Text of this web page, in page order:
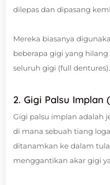
dilepas dan dipasang
Mereka biasanya
beberapa gigi yang
seluruh gigi (full dentures).
2. Gigi Palsu Implan
Gigi palsu implan adalah
di mana sebuah tiang
ditanamkan ke dalam
menggantikan akar gigi